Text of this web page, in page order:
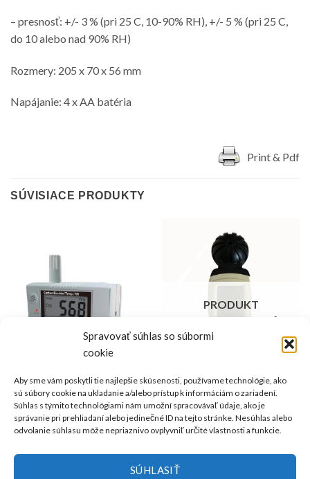
Spravovať súhlas so súbormi
cookie
Aby sme vám poskytli tie najlepšie skúsenosti, používame technológie, ako
sú súbory cookie na ukladanie a/alebo prístup k informáciám o zariadení.
Súhlas s týmito technológiami nám umožní spracovávať údaje, ako je
správanie pri prehliadaní alebo jedinečné ID na tejto stránke. Nesúhlas alebo
odvolanie súhlasu môže nepriaznivo ovplyvniť určité vlastnosti a funkcie.
SÚHLASIŤ
– presnosť: +/- 3 % (pri 25 C, 10-90% RH), +/- 5 % (pri 25 C,
do 10 alebo nad 90% RH)
Rozmery: 205 x 70 x 56 mm
Napájanie: 4 x AA batéria
Print & Pdf
SÚVISIACE PRODUKTY
MERANIE VLHKOSTI A TEPLOTY PRIESTORU
Monitor CO2 – 7722
249,00 bez DPH
€306,27 s DPH
Produkt je dostupný
PRODUKT
Multimeter M0198132S – CO2,
teplota a vlhkosť prostredia
€213,00
€261,99 s DPH